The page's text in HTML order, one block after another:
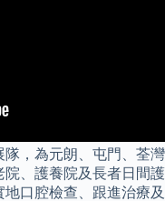
隊，為元朗、屯門、荃灣
院、護養院及長者日間護
口腔檢查、跟進治療及